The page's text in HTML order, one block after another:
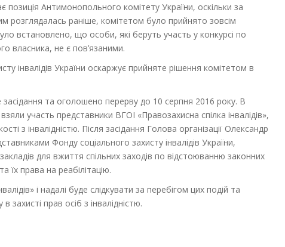
Антимонопольного комітету України, оскільки за
розглядалась раніше, комітетом було прийнято зовсім
встановлено, що особи, які беруть участь у конкурсі по
власника, не є пов’язаними.
інвалідів України оскаржує прийняте рішення комітетом в
та оголошено перерву до 10 серпня 2016 року. В
участь представники ВГОІ «Правозахисна спілка інвалідів»,
з інвалідністю. Після засідання Голова організації Олександр
Фонду соціального захисту інвалідів України,
закладів для вжиття спільних заходів по відстоюванню законних
їх права на реабілітацію.
і надалі буде слідкувати за перебігом цих подій та
прав осіб з інвалідністю.